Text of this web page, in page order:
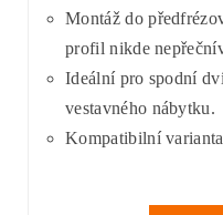
Montáž do
profil nikde
Ideální pro spodní
vestavného nábytku.
Kompatibilní